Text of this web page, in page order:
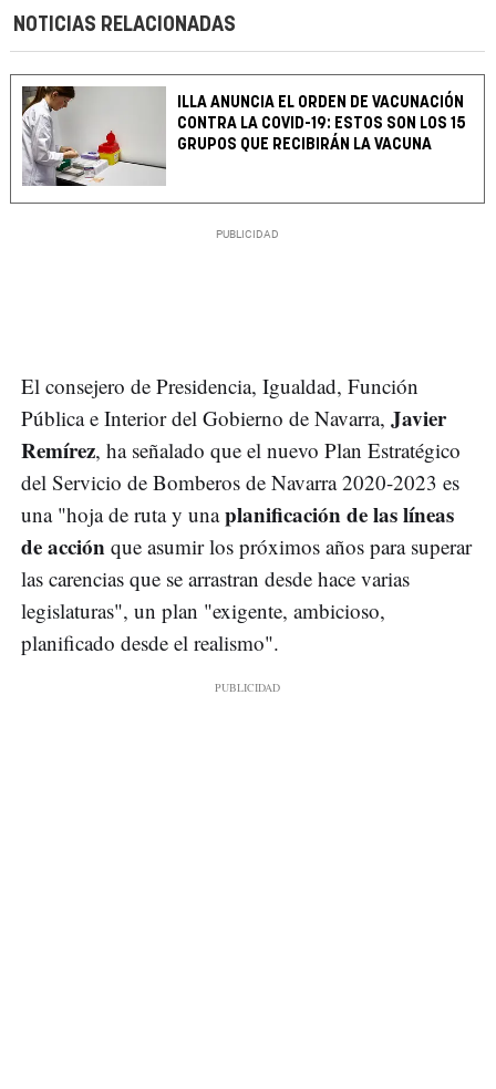
NOTICIAS RELACIONADAS
ILLA ANUNCIA EL ORDEN DE VACUNACIÓN
CONTRA LA COVID-19: ESTOS SON LOS 15
GRUPOS QUE RECIBIRÁN LA VACUNA
El consejero de Presidencia, Igualdad, Función
Pública e Interior del Gobierno de Navarra, Javier
Remírez, ha señalado que el nuevo Plan Estratégico
del Servicio de Bomberos de Navarra 2020-2023 es
una "hoja de ruta y unaplanificación de las líneas
de acción que asumir los próximos años para superar
las carencias que se arrastran desde hace varias
legislaturas", un plan "exigente, ambicioso,
planificado desde el realismo".